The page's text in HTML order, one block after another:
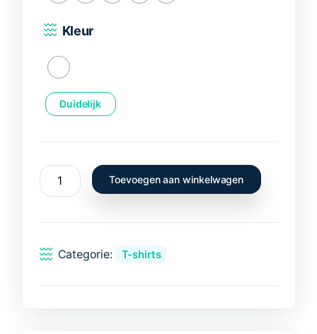
Kleur
Duidelijk
T-
Shirt
Camarão
Toevoegen aan winkelwagen
Categorie: T-shirts